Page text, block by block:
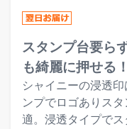
スタンプ台要ら
も綺麗に押せる！
シャイニーの浸透
ンプでロゴありス
適。浸透タイプで